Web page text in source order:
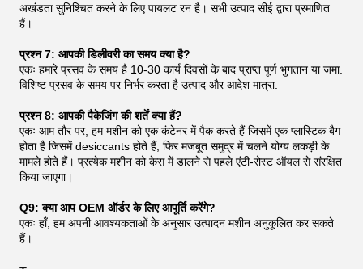
अखंडता सुनिश्चित करने के लिए पायलट रन है। सभी उत्पाद सीई द्वारा प्रमाणित
हैं।
प्रश्न 7: आपकी डिलीवरी का समय क्या है?
एकः हमारे प्रसव के समय है 10-30 कार्य दिवसों के बाद प्राप्त पूर्ण भुगतान या जमा.
विशिष्ट प्रसव के समय पर निर्भर करता है उत्पाद और आदेश मात्रा.
प्रश्न 8: आपकी पैकेजिंग की शर्तें क्या हैं?
एकः आम तौर पर, हम मशीन को एक कंटेनर में पैक करते हैं जिसमें एक प्लास्टिक बैग
होता है जिसमें desiccants होते हैं, फिर मजबूत समुद्र में चलने योग्य लकड़ी के
मामले होते हैं। प्रत्येक मशीन को केस में डालने से पहले एंटी-रोस्ट ऑयल से संरक्षित
किया जाएगा।
Q9: क्या आप OEM ऑर्डर के लिए आपूर्ति करेंगे?
एकः हाँ, हम अपनी आवश्यकताओं के अनुसार उत्पादन मशीन अनुकूलित कर सकते
हैं।